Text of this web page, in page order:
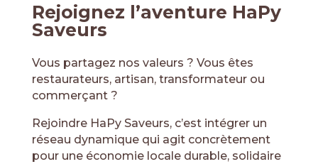
Rejoignez l’aventure HaPy
Saveurs
Vous partagez nos valeurs ? Vous êtes
restaurateurs, artisan, transformateur ou
commerçant ?
Rejoindre HaPy Saveurs, c’est intégrer un
réseau dynamique qui agit concrètement
pour une économie locale durable, solidaire